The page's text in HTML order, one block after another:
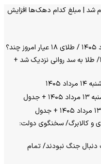
کالابرگ مرداد ۱۴۰۵ اعلام شد | مبلغ کدام دهک‌ها افزایش
قیمت طلا امروز ۱۵ مردادماه ۱۴۰۵/ طلا به سد روانی نزدیک شد +
و کالابرگ/ سخنگوی دولت:
جنگ نبودند/ تمام